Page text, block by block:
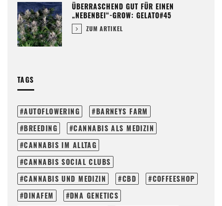
ÜBERRASCHEND GUT FÜR EINEN
„NEBENBEI“-GROW: GELATO#45
ZUM ARTIKEL
TAGS
AUTOFLOWERING
BARNEYS FARM
BREEDING
CANNABIS ALS MEDIZIN
CANNABIS IM ALLTAG
CANNABIS SOCIAL CLUBS
CANNABIS UND MEDIZIN
CBD
COFFEESHOP
DINAFEM
DNA GENETICS